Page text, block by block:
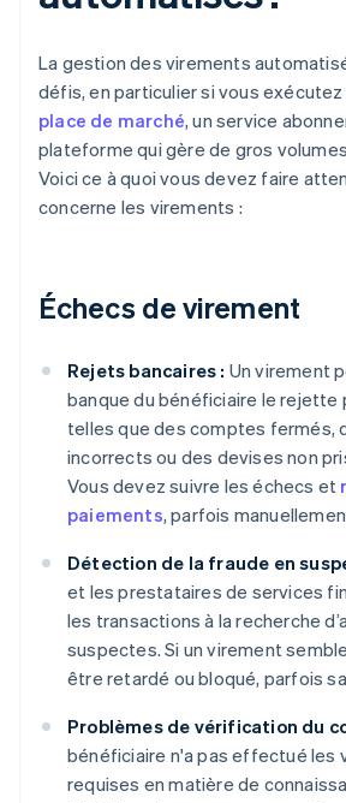
La gestion des virements
défis, en particulier si vous
place de marché, un service
plateforme qui gère de gros
Voici ce à quoi vous devez faire
concerne les virements :
Échecs de virement
Rejets bancaires : Un virement
banque du bénéficiaire le rejette
telles que des comptes fermés,
incorrects ou des devises non
Vous devez suivre les échecs et
paiements, parfois
Détection de la fraude en
et les prestataires de services
les transactions à la recherche
suspectes. Si un virement
être retardé ou bloqué, parfois
Problèmes de vérification du
bénéficiaire n'a pas effectué les
requises en matière de